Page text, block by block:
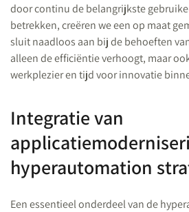
door continu de belangrijkste
betrekken, creëren we een op maat
sluit naadloos aan bij de behoeften
alleen de efficiëntie verhoogt, maar
werkplezier en tijd voor innovatie
Integratie van
hyperautomation
Een essentieel onderdeel van de